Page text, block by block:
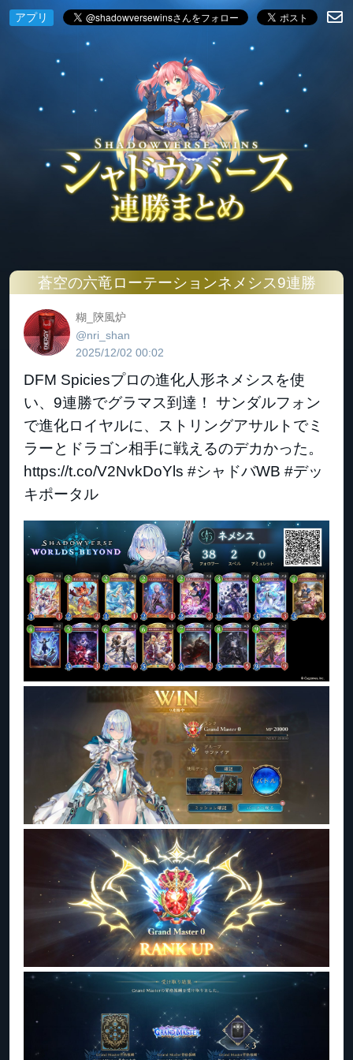
アプリ
蒼空の六竜ローテーションネメシス9連勝
糊_陝風炉
@nri_shan
2025/12/02 00:02
DFM Spiciesプロの進化人形ネメシスを使
い、9連勝でグラマス到達！ サンダルフォン
で進化ロイヤルに、ストリングアサルトでミ
ラーとドラゴン相手に戦えるのデカかった。
https://t.co/V2NvkDoYls #シャドバWB #デッ
キポータル